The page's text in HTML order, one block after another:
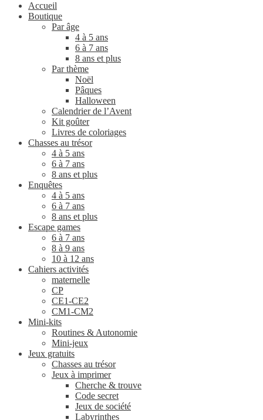
Accueil
Boutique
Par âge
4 à 5 ans
6 à 7 ans
8 ans et plus
Par thème
Noël
Pâques
Halloween
Calendrier de l’Avent
Kit goûter
Livres de coloriages
Chasses au trésor
4 à 5 ans
6 à 7 ans
8 ans et plus
Enquêtes
4 à 5 ans
6 à 7 ans
8 ans et plus
Escape games
6 à 7 ans
8 à 9 ans
10 à 12 ans
Cahiers activités
maternelle
CP
CE1-CE2
CM1-CM2
Mini-kits
Routines & Autonomie
Mini-jeux
Jeux gratuits
Chasses au trésor
Jeux à imprimer
Cherche & trouve
Code secret
Jeux de société
Labyrinthes